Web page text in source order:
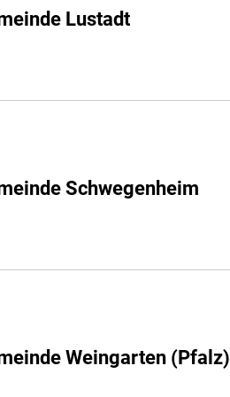
Lustadt
Schwegenheim
Weingarten (Pfalz)